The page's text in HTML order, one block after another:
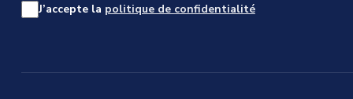
J’accepte la politique de confidentialité